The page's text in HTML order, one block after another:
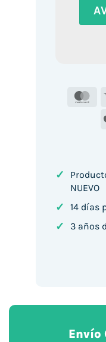
✓
NUEVO
✓ 14 días
✓ 3 años
Envío